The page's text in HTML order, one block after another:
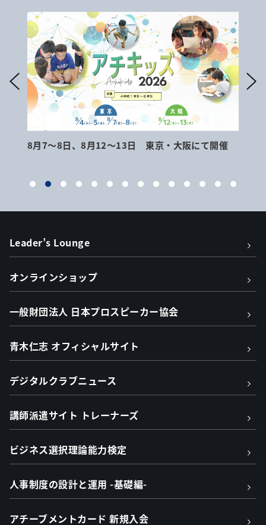
8月7～8日、8月12～13日 東京・大阪にて開催
Leader’s Lounge
オンラインショップ
一般財団法人 日本プロスピーカー協会
青木仁志 オフィシャルサイト
デジタルクラブニュース
講師派遣サイト トレーナーズ
ビジネス選択理論能力検定
人事制度の設計と運用 -基礎編-
アチーブメントカード 新規入会